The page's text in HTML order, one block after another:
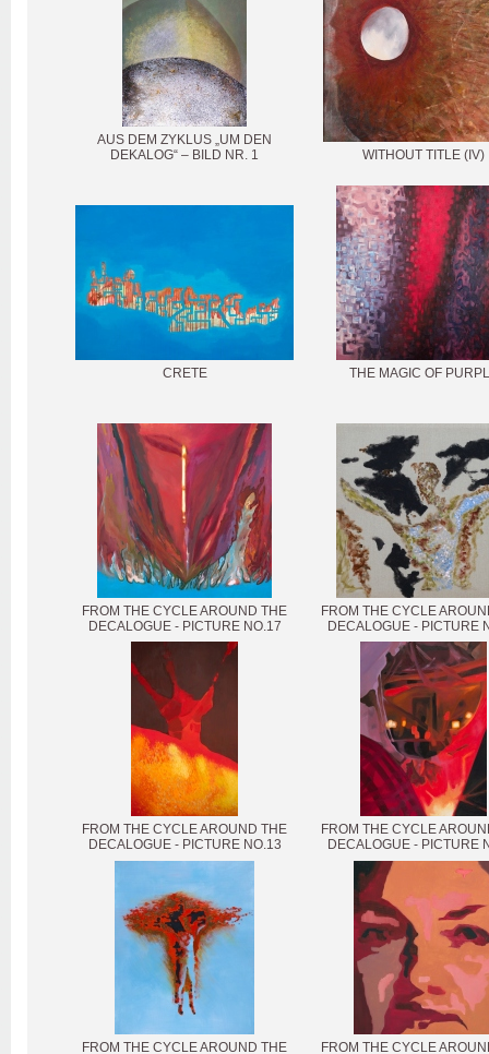
AUS DEM ZYKLUS „UM DEN
DEKALOG“ – BILD NR. 1
WITHOUT TITLE (IV)
CRETE THE MAGIC OF
FROM THE CYCLE AROUND THE
DECALOGUE - PICTURE NO.17
FROM THE CYCLE
DECALOGUE - PICTURE
FROM THE CYCLE AROUND THE
DECALOGUE - PICTURE NO.13
FROM THE CYCLE
DECALOGUE - PICTURE
FROM THE CYCLE AROUND THE FROM THE CYCLE